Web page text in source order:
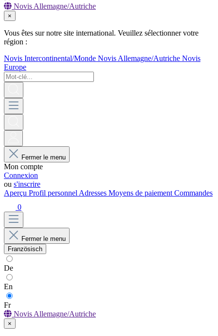
Novis Allemagne/Autriche
×
Vous êtes sur notre site international. Veuillez sélectionner votre
région :
Novis Intercontinental/Monde Novis Allemagne/Autriche Novis
Europe
Fermer le menu
Mon compte
Connexion
ou s'inscrire
Aperçu Profil personnel Adresses Moyens de paiement Commandes
0
Fermer le menu
Französisch
De
En
Fr
Novis Allemagne/Autriche
×